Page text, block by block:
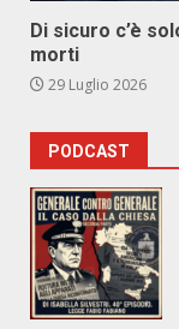
Di sicuro c’è
morti
29 Luglio 2026
PODCAST